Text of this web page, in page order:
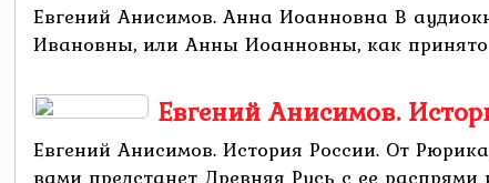
Евгений Анисимов. Анна Иоанновна В
Ивановны, или Анны Иоанновны, как
Евгений Анисимов.
Евгений Анисимов. История России. От
вами предстанет Древняя Русь с ее